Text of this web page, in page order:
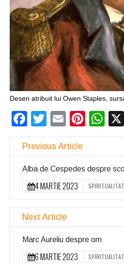
Desen atribuit lui Owen Staples,
Facebook
Twitter
Email
Previous Article
Alba de Cespedes despre
4 MARTIE 2023
Next Article
Marc Aureliu despre om
6 MARTIE 2023